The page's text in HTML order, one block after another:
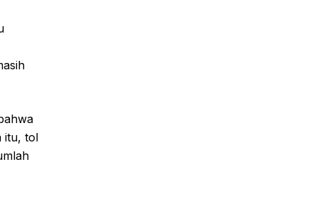
itu, tol